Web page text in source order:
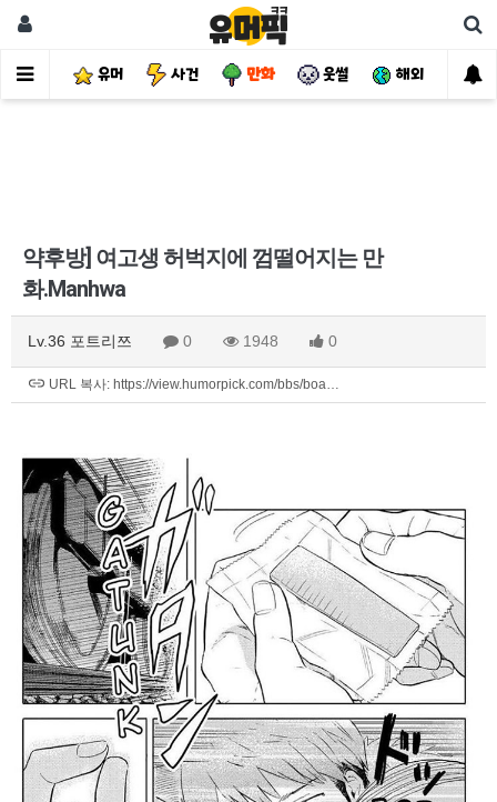
유머 사건 만화 웃썰 해외 핫
약후방] 여고생 허벅지에 껌떨어지는 만
화.Manhwa
Lv.36 포트리쯔 0 1948 0
URL 복사: https://view.humorpick.com/bbs/boa…